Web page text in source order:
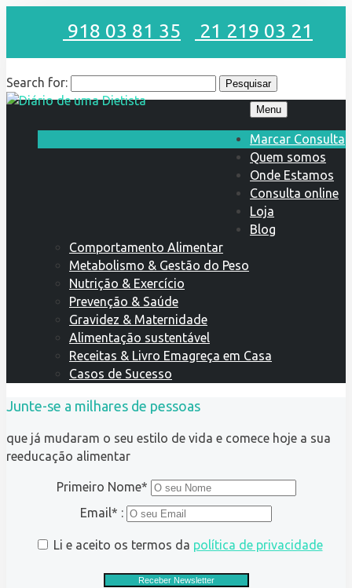
918 03 81 35 21 219 03 21
Search for:
Menu
Marcar Consulta
Quem somos
Onde Estamos
Consulta online
Loja
Blog
Comportamento Alimentar
Metabolismo & Gestão do Peso
Nutrição & Exercício
Prevenção & Saúde
Gravidez & Maternidade
Alimentação sustentável
Receitas & Livro Emagreça em Casa
Casos de Sucesso
Junte-se a milhares de pessoas
que já mudaram o seu estilo de vida e comece hoje a sua
reeducação alimentar
Primeiro Nome*
Email* :
Li e aceito os termos da política de privacidade